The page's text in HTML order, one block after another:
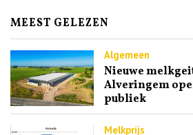
MEEST GELEZEN
Algemeen
Nieuwe
Alveringem
publiek
Melkprijs